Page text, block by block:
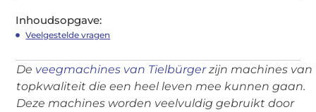
Inhoudsopgave:
Veelgestelde vragen
De veegmachines van Tielbürgerzijn machines van
topkwaliteit die een heel leven mee kunnen gaan.
Deze machines worden veelvuldig gebruikt door